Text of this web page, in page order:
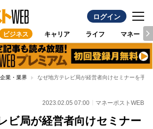
ログイン
ビジネス キャリア ライフ マネー
企業・業界 なぜ地方テレビ局が経営者向けセミナーを手
2023.02.05 07:00 マネーポストWEB
ビ局が経営者向けセミナー